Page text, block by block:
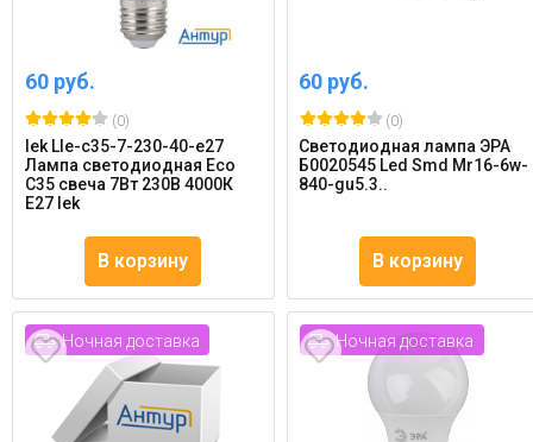
60 руб.
(0)
Iek Lle-c35-7-230-40-e27
Лампа светодиодная Eco
C35 свеча 7Вт 230В 4000К
E27 Iek
В корзину
60 руб.
(0)
Светодиодная лампа ЭРА
Б0020545 Led Smd Mr16-6w-
840-gu5.3..
В корзину
Ночная доставка Ночная доставка